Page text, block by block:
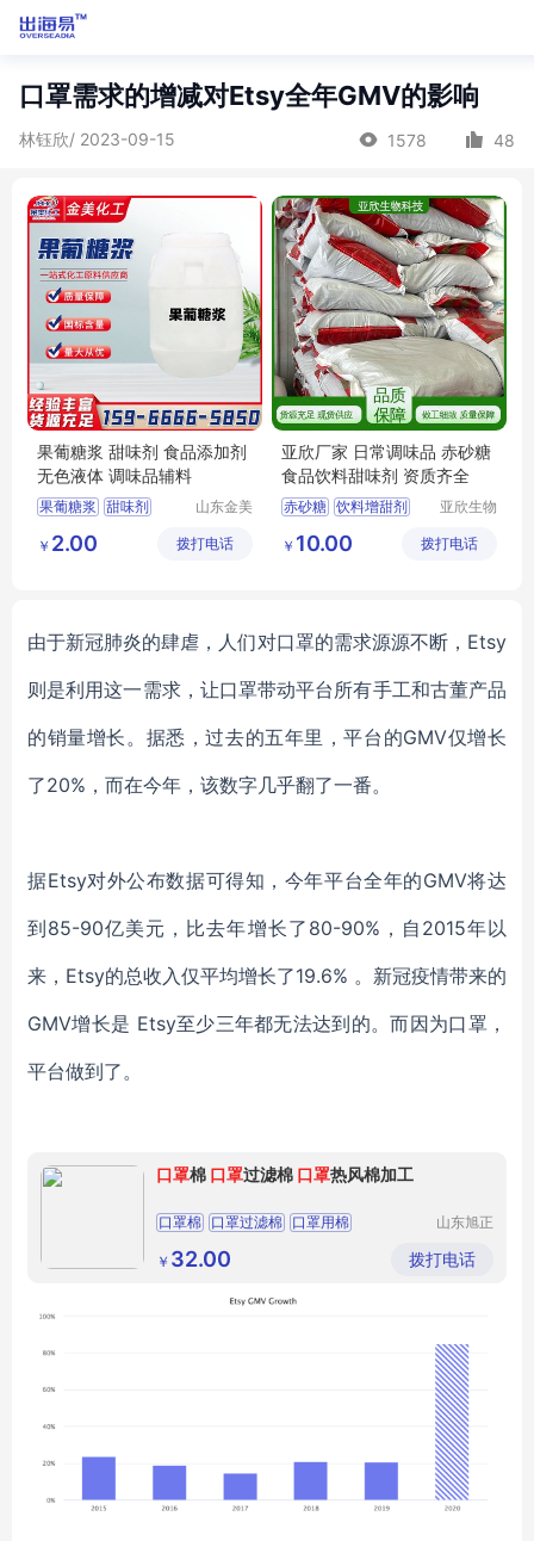
口罩需求的增减对Etsy全年GMV的影响
林钰欣/ 2023-09-15 1578 48
果葡糖浆 甜味剂 食品添加剂
无色液体 调味品辅料
果葡糖浆 甜味剂
调味品
山东金美
公司
￥ 2.00 拨打电话
亚欣厂家 日常调味品 赤砂糖
食品饮料甜味剂 资质齐全
赤砂糖 饮料增甜剂
亚欣生物科技
亚欣生物
州）有限
￥ 10.00 拨打电话
由于新冠肺炎的肆虐，人们对口罩的需求源源不断， Etsy
则是利用这一需求，让口罩带动平台所有手工和古董产品
的销量增长。据悉，过去的五年里，平台的GMV仅增长
了20%，而在今年，该数字几乎翻了一番。
据Etsy对外公布数据可得知，今年平台全年的GMV将达
到85-90亿美元，比去年增长了80-90%，自2015年以
来，Etsy的总收入仅平均增长了19.6% 。新冠疫情带来的
GMV增长是 Etsy至少三年都无法达到的。而因为口罩，
平台做到了。
口罩棉 口罩过滤棉 口罩热风棉加工
口罩棉 口罩过滤棉 口罩用棉
山东旭正
公司
￥ 32.00 拨打电话